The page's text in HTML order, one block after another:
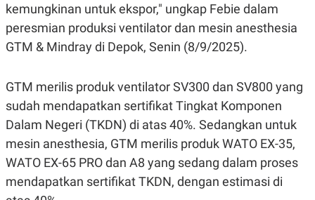
kemungkinan untuk ekspor," ungkap Febie dalam
peresmian produksi ventilator dan mesin anesthesia
GTM & Mindray di Depok, Senin (8/9/2025).
GTM merilis produk ventilator SV300 dan SV800 yang
sudah mendapatkan sertifikat Tingkat Komponen
Dalam Negeri (TKDN) di atas 40%. Sedangkan untuk
mesin anesthesia, GTM merilis produk WATO EX-35,
WATO EX-65 PRO dan A8 yang sedang dalam proses
mendapatkan sertifikat TKDN, dengan estimasi di